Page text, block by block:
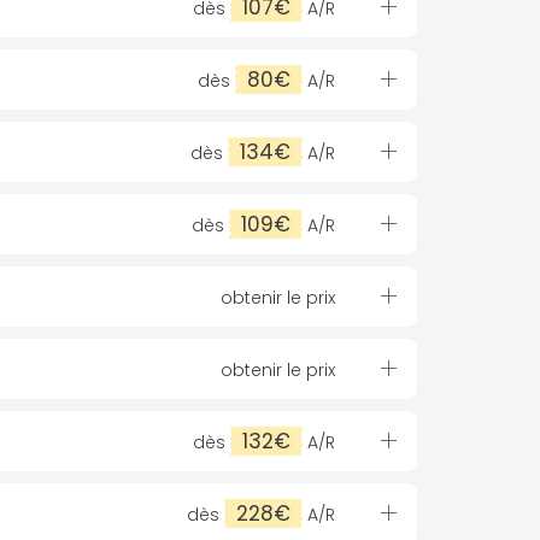
dès 107€ A/R
dès 80€ A/R
dès 134€ A/R
dès 109€ A/R
obtenir le prix
obtenir le prix
dès 132€ A/R
dès 228€ A/R